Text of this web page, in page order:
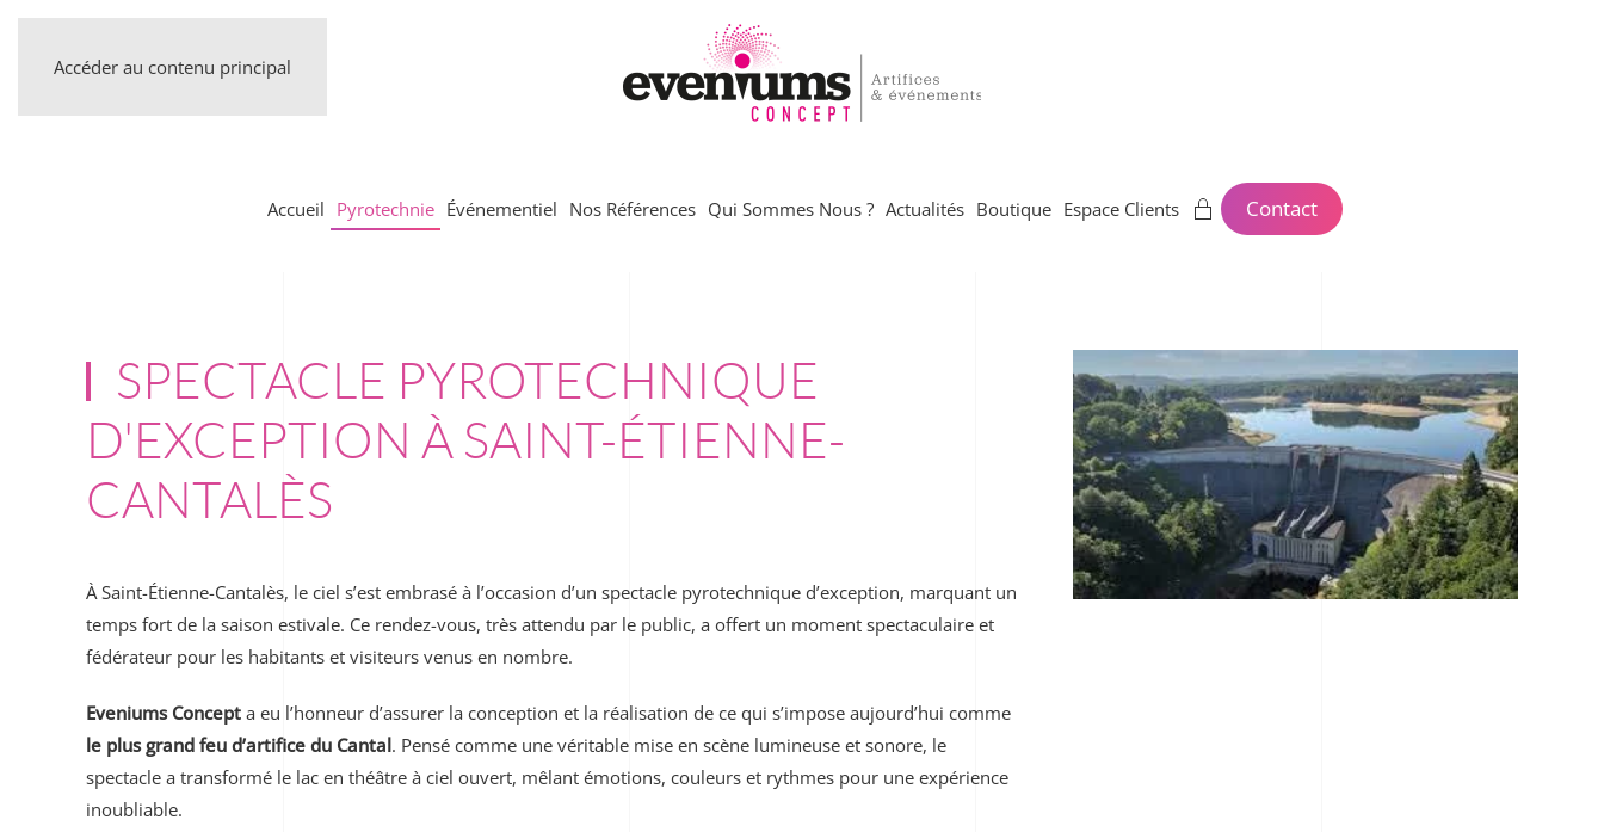
Accéder au contenu principal
Accueil Pyrotechnie Événementiel Nos Références Qui Sommes Nous ? Actualités Boutique Espace Clients Contact
SPECTACLE PYROTECHNIQUE
D'EXCEPTION À SAINT-ÉTIENNE-
CANTALÈS
À Saint-Étienne-Cantalès, le ciel s’est embrasé à l’occasion d’un spectacle pyrotechnique d’exception, marquant un
temps fort de la saison estivale. Ce rendez-vous, très attendu par le public, a offert un moment spectaculaire et
fédérateur pour les habitants et visiteurs venus en nombre.
Eveniums Concept a eu l’honneur d’assurer la conception et la réalisation de ce qui s’impose aujourd’hui comme
le plus grand feu d’artifice du Cantal. Pensé comme une véritable mise en scène lumineuse et sonore, le
spectacle a transformé le lac en théâtre à ciel ouvert, mêlant émotions, couleurs et rythmes pour une expérience
inoubliable.